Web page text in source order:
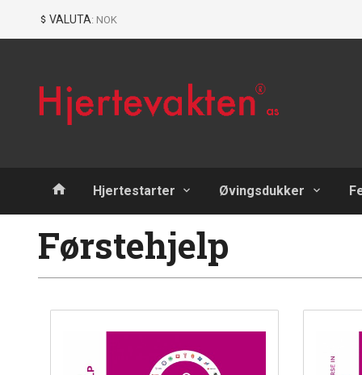
VALUTA: NOK
Produkter
Hjertestarter Øvingsdukker
Førstehjelp